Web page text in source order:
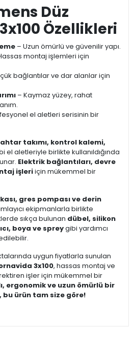
Düz
Özellikleri
– Uzun ömürlü ve güvenilir yapı.
montaj işlemleri için
bağlantılar ve dar alanlar için
– Kaymaz yüzey, rahat
el aletleri serisinin bir
takımı, kontrol kalemi,
el aletleriyle birlikte kullanıldığında
Elektrik bağlantıları, devre
işleriiçin mükemmel bir
gres pompası ve derin
ekipmanlarla birlikte
sıkça bulunan dübel, silikon
boya ve spreygibi yardımcı
uygun fiyatlarla sunulan
3x100, hassas montaj ve
işler için mükemmel bir
ergonomik ve uzun ömürlü bir
bu ürün tam size göre!